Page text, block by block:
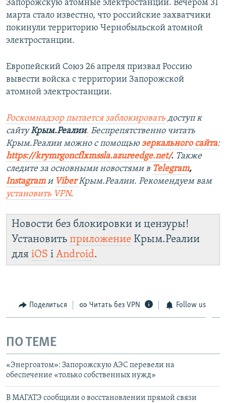
Запорожскую атомные электростанции. Вечером 31
марта стало известно, что российские захватчики
покинули территорию Чернобыльской атомной
электростанции.
Европейский Союз 26 апреля призвал Россию
вывести войска с территории Запорожской
атомной электростанции.
Роскомнадзор пытается заблокировать доступ к
сайтуКрым.Реалии. Беспрепятственно читать
Крым.Реалии можно с помощью зеркального сайта:
https://krymrgoncflxmssla.azureedge.net/. Также
следите за основными новостями в Telegram,
Instagram и ViberКрым.Реалии. Рекомендуем вам
установить VPN.
Новости без блокировки и цензуры!
Установить приложение Крым.Реалии
для iOS і Android.
Поделиться Читать без VPN Follow us
ПО ТЕМЕ
«Энергоатом»: Запорожскую АЭС перевели на
обеспечение «только собственных нужд»
В МАГАТЭ сообщили о восстановлении прямой связи